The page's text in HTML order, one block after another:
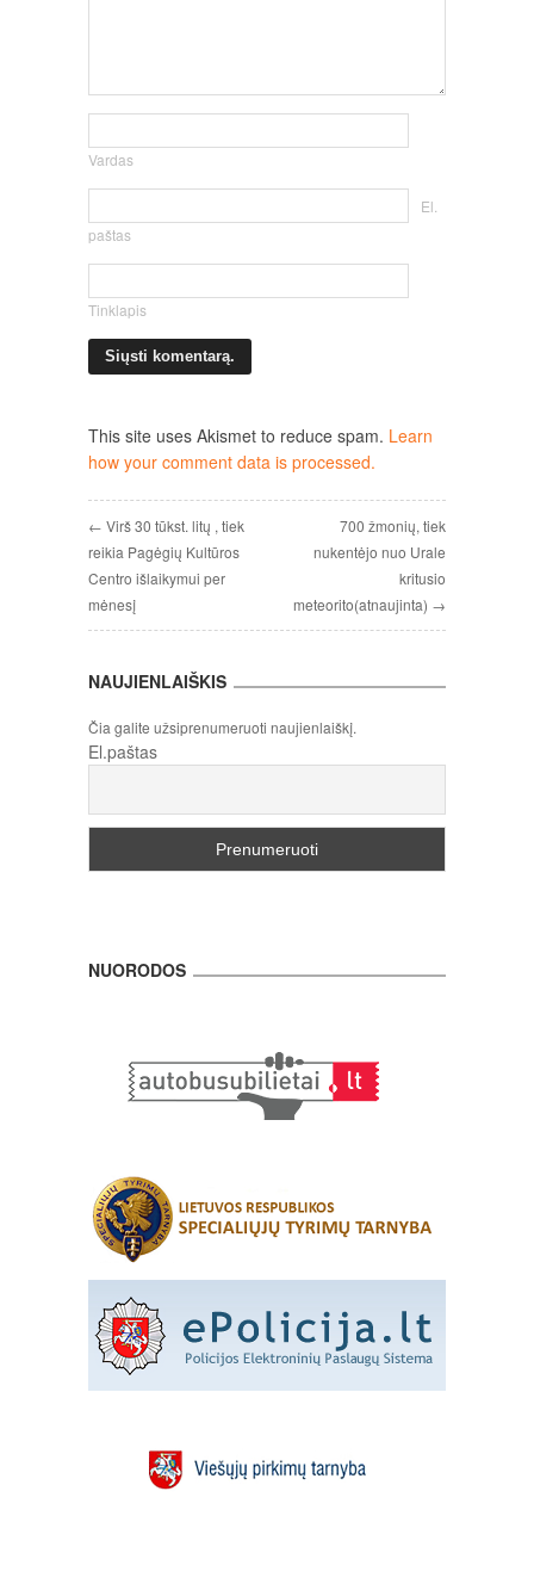
Vardas
El.
paštas
Tinklapis
This site uses Akismet to reduce spam. Learn
how your comment data is processed.
← Virš 30 tūkst. litų , tiek
reikia Pagėgių Kultūros
Centro išlaikymui per
mėnesį
700 žmonių, tiek
nukentėjo nuo Urale
kritusio
meteorito(atnaujinta) →
NAUJIENLAIŠKIS
Čia galite užsiprenumeruoti naujienlaiškį.
El.paštas
NUORODOS